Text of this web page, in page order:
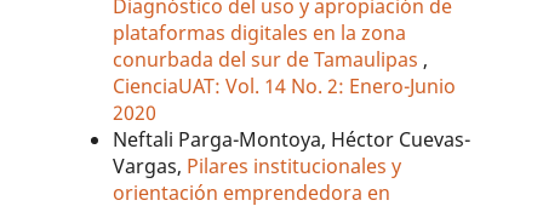
Diagnóstico del uso y apropiación de
plataformas digitales en la zona
conurbada del sur de Tamaulipas ,
CienciaUAT: Vol. 14 No. 2: Enero-Junio
2020
Neftali Parga-Montoya, Héctor Cuevas-
Vargas, Pilares institucionales y
orientación emprendedora en